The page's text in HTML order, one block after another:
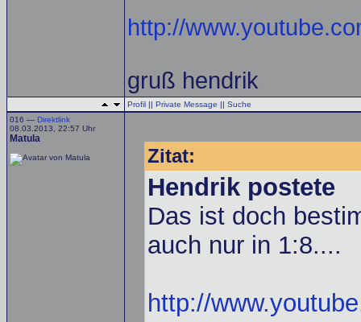
http://
gruß hendrik
Profil || Private Message || Suche
016 — Direktlink
08.03.2013, 22:57 Uhr
Matula
Zitat:
Hendrik postete
Das ist doch
auch nur in 1:8....
http://